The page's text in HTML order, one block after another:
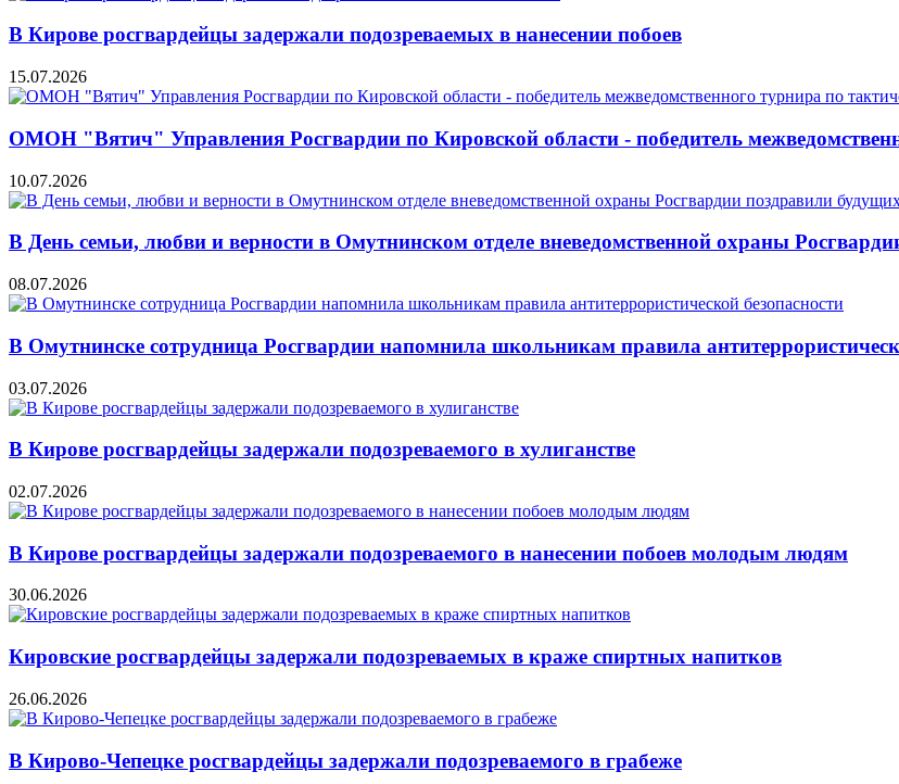
В Кирове росгвардейцы задержали подозреваемых в нанесении побоев
15.07.2026
ОМОН "Вятич" Управления Росгвардии по Кировской области - победитель
10.07.2026
В День семьи, любви и верности в Омутнинском отделе вневедомственной охраны
08.07.2026
В Омутнинске сотрудница Росгвардии напомнила школьникам правила
03.07.2026
В Кирове росгвардейцы задержали подозреваемого в хулиганстве
02.07.2026
В Кирове росгвардейцы задержали подозреваемого в нанесении побоев молодым людям
30.06.2026
Кировские росгвардейцы задержали подозреваемых в краже спиртных напитков
26.06.2026
В Кирово-Чепецке росгвардейцы задержали подозреваемого в грабеже